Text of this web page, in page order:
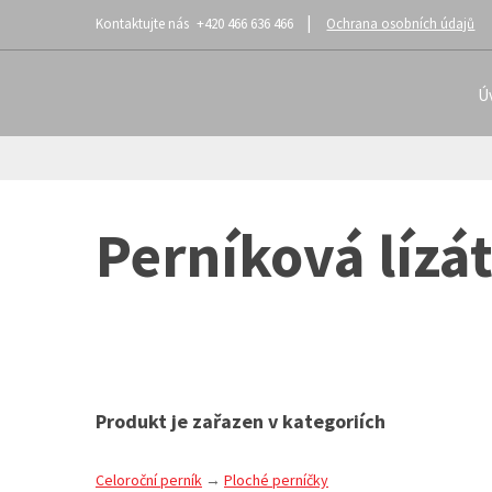
+420 466 636 466 Ochrana osobních údajů
Perníková
Produkt je zařazen v kategoriích
Celoroční perník Ploché perníčky